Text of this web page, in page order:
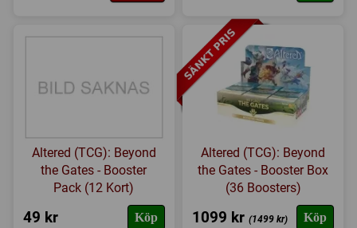
Altered (TCG): Beyond
the Gates - Booster
Pack (12 Kort)
49 kr Köp
Altered (TCG): Beyond
the Gates - Booster Box
(36 Boosters)
1099 kr(1499 kr) Köp